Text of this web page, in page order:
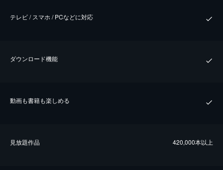
テレビ / スマホ / PCなどに対応
ダウンロード機能
動画も書籍も楽しめる
⾒放題作品 420,000本以上